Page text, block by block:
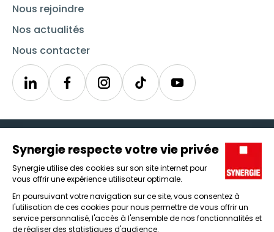
Nous rejoindre
Nos actualités
Nous contacter
LinkedinSynergieInstagramTikTok Youtube
Icône d'illustration
Candidats
Entreprises
Icône d'illustration
Nos agences
Icône d'illustration